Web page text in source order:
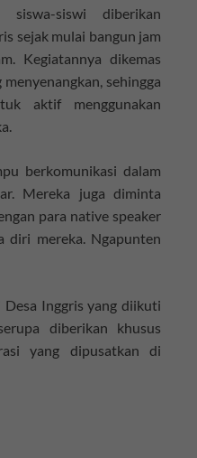
siswi diberikan
sejak mulai bangun jam
Kegiatannya dikemas
sehingga
aktif menggunakan
berkomunikasi dalam
Mereka juga diminta
para native speaker
diri mereka. Ngapunten
Desa Inggris yang diikuti
diberikan khusus
yang dipusatkan di